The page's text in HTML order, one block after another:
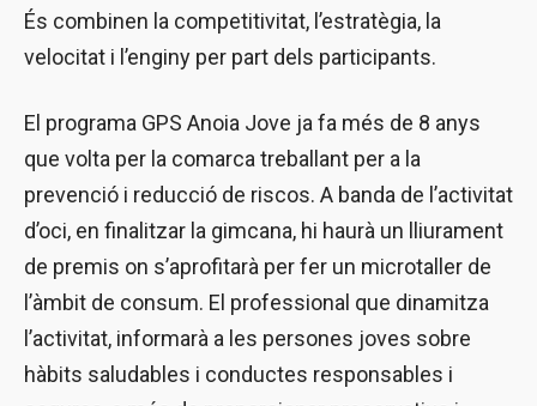
És combinen la competitivitat, l’estratègia, la
velocitat i l’enginy per part dels participants.
El programa GPS Anoia Jove ja fa més de 8 anys
que volta per la comarca treballant per a la
prevenció i reducció de riscos. A banda de l’activitat
d’oci, en finalitzar la gimcana, hi haurà un lliurament
de premis on s’aprofitarà per fer un microtaller de
l’àmbit de consum. El professional que dinamitza
l’activitat, informarà a les persones joves sobre
hàbits saludables i conductes responsables i